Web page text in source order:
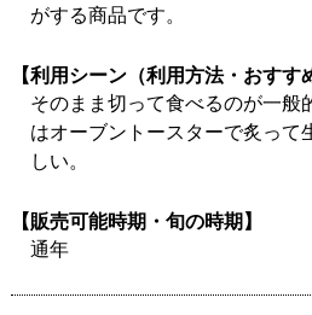
がする商品です。
【利用シーン（利用方法・おすす
そのまま切って食べるのが一般
はオーブントースターで炙って
しい。
【販売可能時期・旬の時期】
通年